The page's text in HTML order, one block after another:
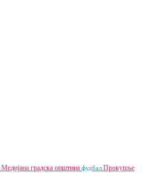
Медијана градска општина фудбал Прокупље